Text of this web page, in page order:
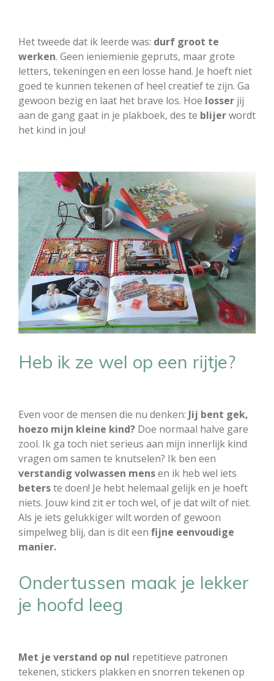
Het tweede dat ik leerde was: durf groot te
werken. Geen ieniemienie gepruts, maar grote
letters, tekeningen en een losse hand. Je hoeft niet
goed te kunnen tekenen of heel creatief te zijn. Ga
gewoon bezig en laat het brave los. Hoe losser jij
aan de gang gaat in je plakboek, des te blijerwordt
het kind in jou!
Heb ik ze wel op een rijtje?
Even voor de mensen die nu denken: Jij bent gek,
hoezo mijn kleine kind? Doe normaal halve gare
zool. Ik ga toch niet serieus aan mijn innerlijk kind
vragen om samen te knutselen? Ik ben een
verstandig volwassen mensen ik heb wel iets
beterste doen! Je hebt helemaal gelijk en je hoeft
niets. Jouw kind zit er toch wel, of je dat wilt of niet.
Als je iets gelukkiger wilt worden of gewoon
simpelweg blij, dan is dit een fijne eenvoudige
manier.
Ondertussen maak je lekker
je hoofd leeg
Met je verstand op nul repetitieve patronen
tekenen, stickers plakken en snorren tekenen op